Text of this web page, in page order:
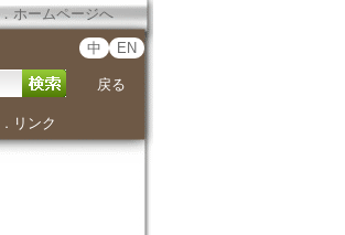
． ホームページへ
中 EN
戻る
． リンク